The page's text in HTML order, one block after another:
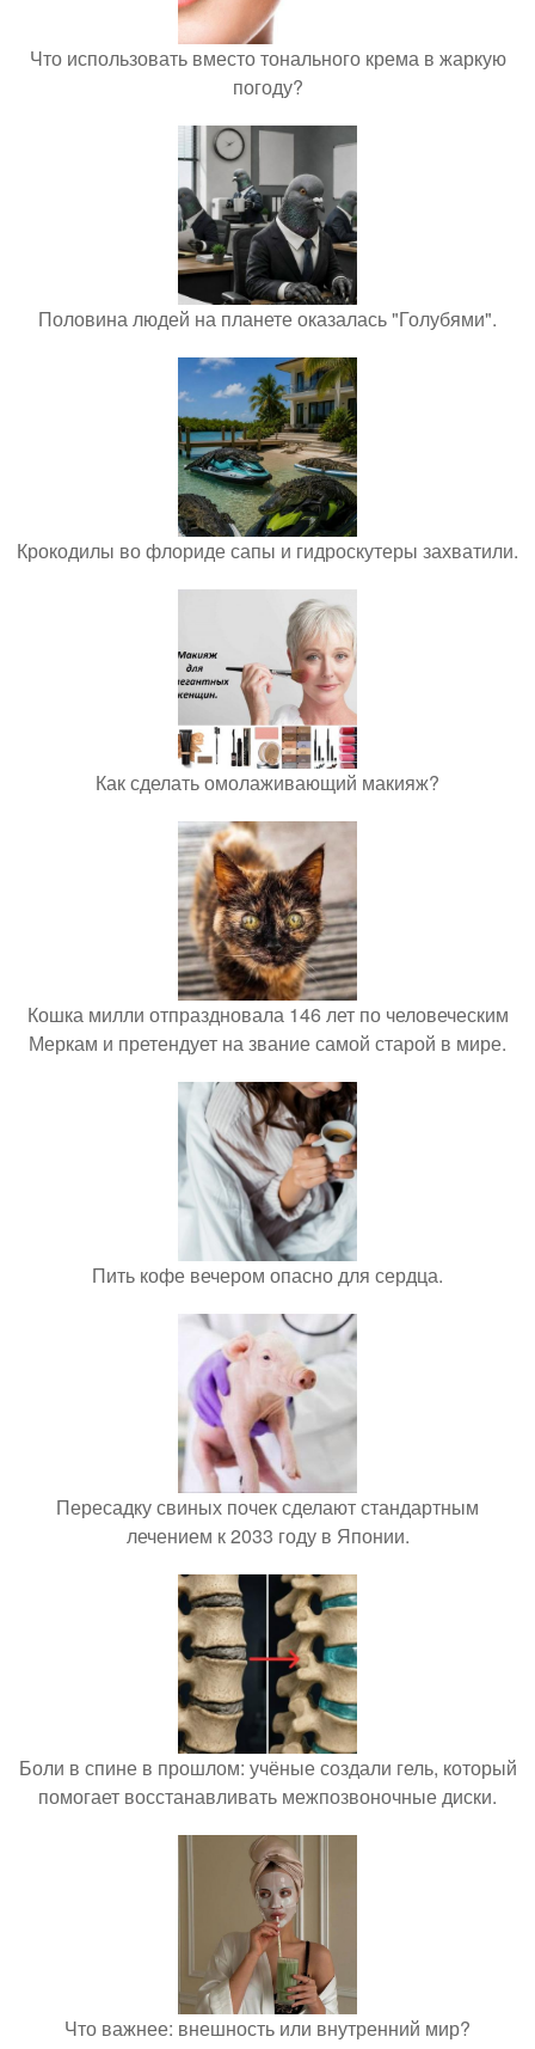
Что использовать вместо тонального крема в жаркую
погоду?
Половина людей на планете оказалась "Голубями".
Крокодилы во флориде сапы и гидроскутеры захватили.
Как сделать омолаживающий макияж?
Кошка милли отпраздновала 146 лет по человеческим
Меркам и претендует на звание самой старой в мире.
Пить кофе вечером опасно для сердца.
Пересадку свиных почек сделают стандартным
лечением к 2033 году в Японии.
Боли в спине в прошлом: учёные создали гель, который
помогает восстанавливать межпозвоночные диски.
Что важнее: внешность или внутренний мир?